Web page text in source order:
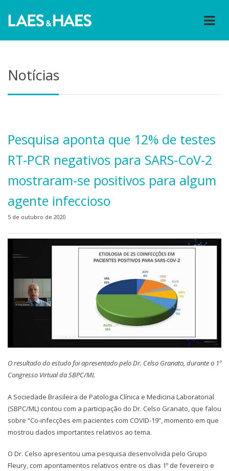
Notícias
Pesquisa aponta que 12% de testes
RT-PCR negativos para SARS-CoV-2
mostraram-se positivos para algum
agente infeccioso
5 de outubro de 2020
O resultado do estudo foi apresentado pelo Dr. Celso Granato, durante o 1º
Congresso Virtual da SBPC/ML
A Sociedade Brasileira de Patologia Clínica e Medicina Laboratorial
(SBPC/ML) contou com a participação do Dr. Celso Granato, que falou
sobre “Co-infecções em pacientes com COVID-19”, momento em que
mostrou dados importantes relativos ao tema.
O Dr. Celso apresentou uma pesquisa desenvolvida pelo Grupo
Fleury, com apontamentos relativos entre os dias 1º de fevereiro e